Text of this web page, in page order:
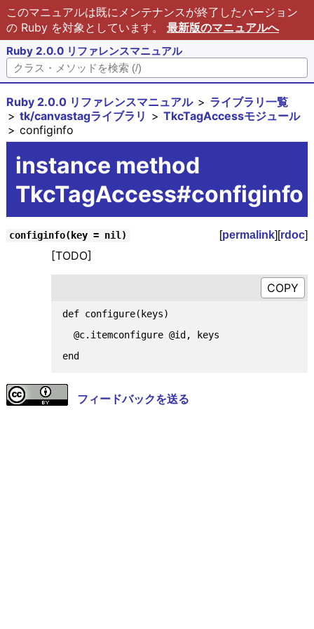
このマニュアルは既にメンテナンスが終了したバージョン
の Ruby を対象としています。 最新版のマニュアルへ
Ruby 2.0.0 リファレンスマニュアル
Ruby 2.0.0 リファレンスマニュアル
ライブラリ一覧
tk/canvastagライブラリ
TkcTagAccessモジュール
configinfo
instance method
TkcTagAccess#configinfo
configinfo(key = nil) [permalink][rdoc]
[TODO]
def configure(keys)
  @c.itemconfigure @id, keys
フィードバックを送る